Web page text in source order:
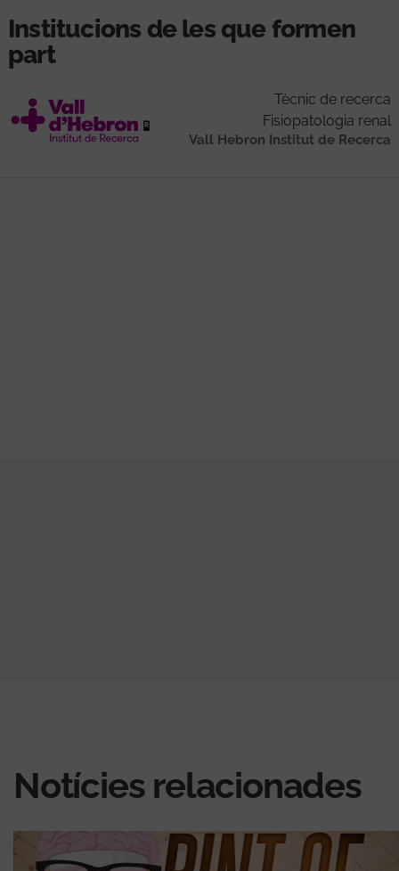
Institucions de les que formen
part
Tècnic de recerca
Fisiopatologia renal
Vall Hebron Institut de Recerca
Notícies relacionades